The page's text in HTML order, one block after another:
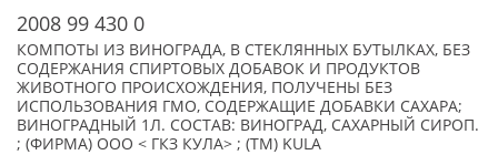
2008 99 430 0
КОМПОТЫ ИЗ ВИНОГРАДА, В СТЕКЛЯННЫХ БУТЫЛКАХ, БЕЗ
СОДЕРЖАНИЯ СПИРТОВЫХ ДОБАВОК И ПРОДУКТОВ
ЖИВОТНОГО ПРОИСХОЖДЕНИЯ, ПОЛУЧЕНЫ БЕЗ
ИСПОЛЬЗОВАНИЯ ГМО, СОДЕРЖАЩИЕ ДОБАВКИ САХАРА;
ВИНОГРАДНЫЙ 1Л. СОСТАВ: ВИНОГРАД, САХАРНЫЙ СИРОП.
; (ФИРМА) ООО < ГКЗ КУЛА> ; (TM) KULA